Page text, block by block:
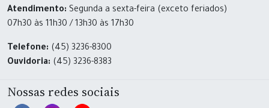
Atendimento: Segunda a sexta-feira (exceto feriados)
07h30 às 11h30 / 13h30 às 17h30
Telefone: (45) 3236-8300
Ouvidoria: (45) 3236-8383
Nossas redes sociais